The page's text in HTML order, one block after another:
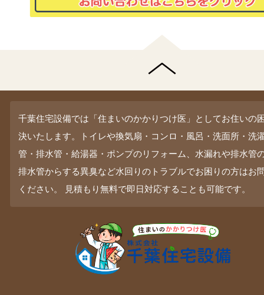
千葉住宅設備では「住まいのかかりつけ医」としてお住いの
決いたします。トイレや換気扇・コンロ・風呂・洗面所・洗
管・排水管・給湯器・ポンプのリフォーム、水漏れや排水管
排水管からする異臭など水回りのトラブルでお困りの方はお
ください。 見積もり無料で即日対応することも可能です。